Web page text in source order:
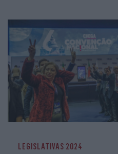
LEGISLATIVAS 2024